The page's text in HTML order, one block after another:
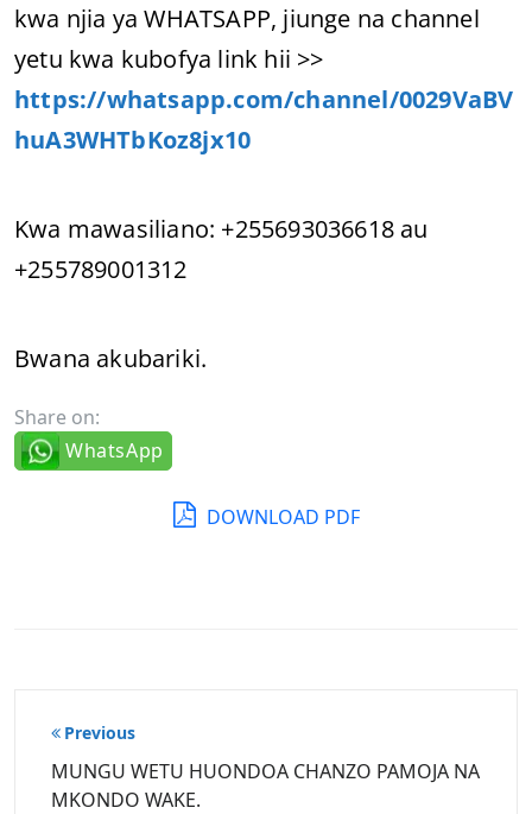
kwa njia ya WHATSAPP, jiunge na channel
yetu kwa kubofya link hii >>
https://whatsapp.com/channel/0029VaBV
huA3WHTbKoz8jx10
Kwa mawasiliano: +255693036618 au
+255789001312
Bwana akubariki.
Share on:
WhatsApp
DOWNLOAD PDF
Post
navigation
Previous
MUNGU WETU HUONDOA CHANZO PAMOJA NA
MKONDO WAKE.